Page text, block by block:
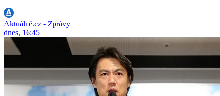
Aktuálně.cz - Zprávy
dnes, 16:45